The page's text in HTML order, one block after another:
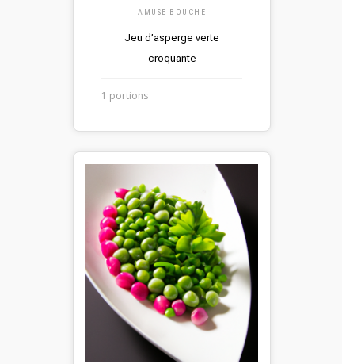
AMUSE BOUCHE
Jeu d’asperge verte
croquante
1 portions